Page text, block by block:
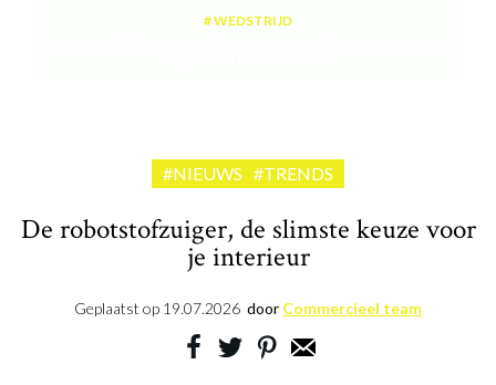
WEDSTRIJD
#NIEUWS #TRENDS
De robotstofzuiger, de slimste keuze voor
je interieur
Geplaatst op 19.07.2026 door Commercieel team